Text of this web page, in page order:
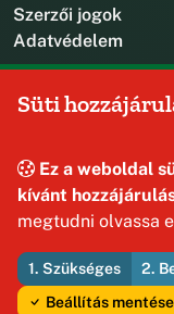
Szerzői jogok
Adatvédelem
8192 Hajmáskér,
© 2026 Hajmáskér
fenntartva
Süti
Ez a weboldal
kívánt
megtudni olvassa
1. Szükséges 2.
Beállítás mentése